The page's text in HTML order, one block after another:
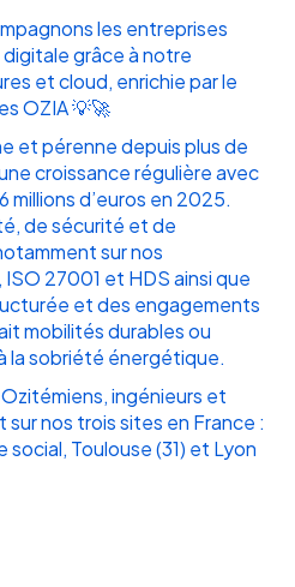
les entreprises
grâce à notre
et cloud, enrichie par le
OZIA 💡🚀
et pérenne depuis plus de
croissance régulière avec
millions d’euros en 2025.
de sécurité et de
sur nos
27001 et HDS ainsi que
et des engagements
mobilités durables ou
la sobriété énergétique.
ingénieurs et
nos trois sites en France :
social, Toulouse (31) et Lyon